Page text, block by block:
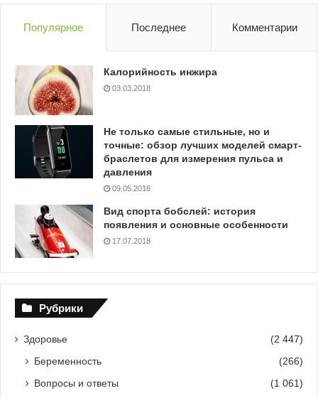
Популярное Последнее Комментарии
Калорийность инжира
03.03.2018
Не только самые стильные, но и
точные: обзор лучших моделей смарт-
браслетов для измерения пульса и
давления
09.05.2018
Вид спорта бобслей: история
появления и основные особенности
17.07.2018
Рубрики
Здоровье (2 447)
Беременность
(266)
Вопросы и ответы
(1 061)